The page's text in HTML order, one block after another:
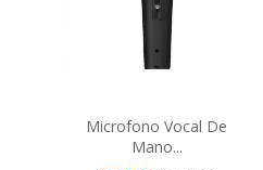
Mano...
Precio
$534.00 Precio
$593.00